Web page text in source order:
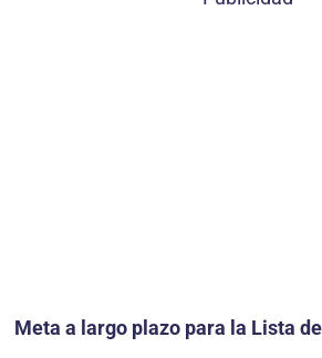
Meta a largo plazo para la Lista